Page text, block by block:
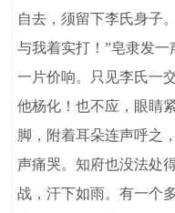
自去，须留下李氏身子
与我着实打！”皂隶发
一片价响。只见李氏一
他杨化！也不应，眼睛
脚，附着耳朵连声呼之
声痛哭。知府也没法处
战，汗下如雨。有一个